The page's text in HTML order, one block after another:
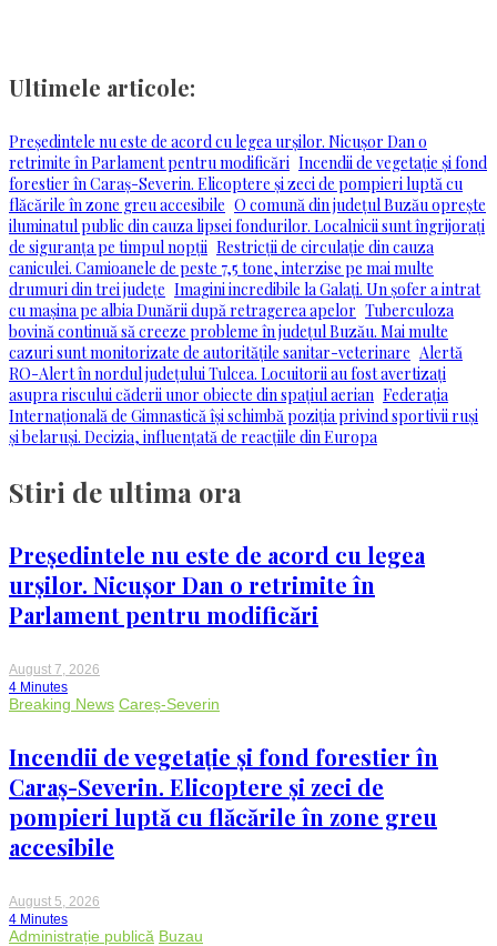
Ultimele articole:
Președintele nu este de acord cu legea urșilor. Nicușor Dan o
retrimite în Parlament pentru modificări Incendii de vegetație și fond
forestier în Caraș-Severin. Elicoptere și zeci de pompieri luptă cu
flăcările în zone greu accesibile O comună din județul Buzău oprește
iluminatul public din cauza lipsei fondurilor. Localnicii sunt îngrijorați
de siguranța pe timpul nopții Restricții de circulație din cauza
caniculei. Camioanele de peste 7,5 tone, interzise pe mai multe
drumuri din trei județe Imagini incredibile la Galați. Un șofer a intrat
cu mașina pe albia Dunării după retragerea apelor Tuberculoza
bovină continuă să creeze probleme în județul Buzău. Mai multe
cazuri sunt monitorizate de autoritățile sanitar-veterinare Alertă
RO-Alert în nordul județului Tulcea. Locuitorii au fost avertizați
asupra riscului căderii unor obiecte din spațiul aerian Federația
Internațională de Gimnastică își schimbă poziția privind sportivii ruși
și belaruși. Decizia, influențată de reacțiile din Europa
Stiri de ultima ora
Președintele nu este de acord cu legea
urșilor. Nicușor Dan o retrimite în
Parlament pentru modificări
August 7, 2026
4 Minutes
Breaking News Careș-Severin
Incendii de vegetație și fond forestier în
Caraș-Severin. Elicoptere și zeci de
pompieri luptă cu flăcările în zone greu
accesibile
August 5, 2026
4 Minutes
Administrație publică Buzau